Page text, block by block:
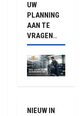
UW
PLANNING
AAN TE
VRAGEN..
NIEUW IN